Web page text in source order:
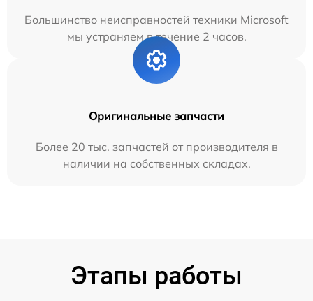
Большинство неисправностей техники Microsoft
мы устраняем в течение 2 часов.
Оригинальные запчасти
Более 20 тыс. запчастей от производителя в
наличии на собственных складах.
Этапы работы